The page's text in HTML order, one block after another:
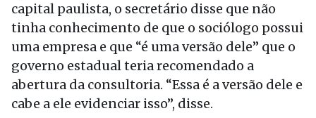
capital paulista, o secretário disse que não
tinha conhecimento de que o sociólogo possui
uma empresa e que “é uma versão dele” que o
governo estadual teria recomendado a
abertura da consultoria. “Essa é a versão dele e
cabe a ele evidenciar isso”, disse.